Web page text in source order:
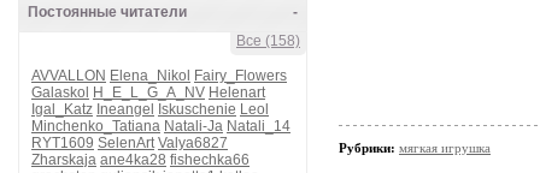
-
Постоянные читатели
Все (158)
AVVALLON Elena_Nikol
Fairy_Flowers
Galaskol
H_E_L_G_A_NV Helenart
Igal_Katz Ineangel Iskuschenie Leol
Minchenko_Tatiana Natali-Ja Natali_14
RYT1609 SelenArt Valya6827
Zharskaja ane4ka28 fishechka66
Рубрики: мягкая игрушка